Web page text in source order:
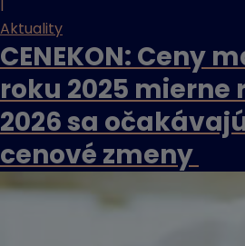
Aktuality
CENEKON: Ceny
roku 2025 mierne
2026 sa
cenové zmeny